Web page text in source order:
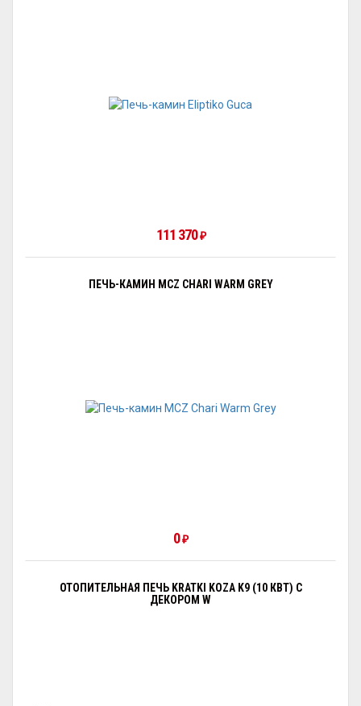
111 370 ₽
ПЕЧЬ-КАМИН MCZ CHARI WARM GREY
0 ₽
ОТОПИТЕЛЬНАЯ ПЕЧЬ KRATKI KOZA K9 (10 КВТ) С
ДЕКОРОМ W